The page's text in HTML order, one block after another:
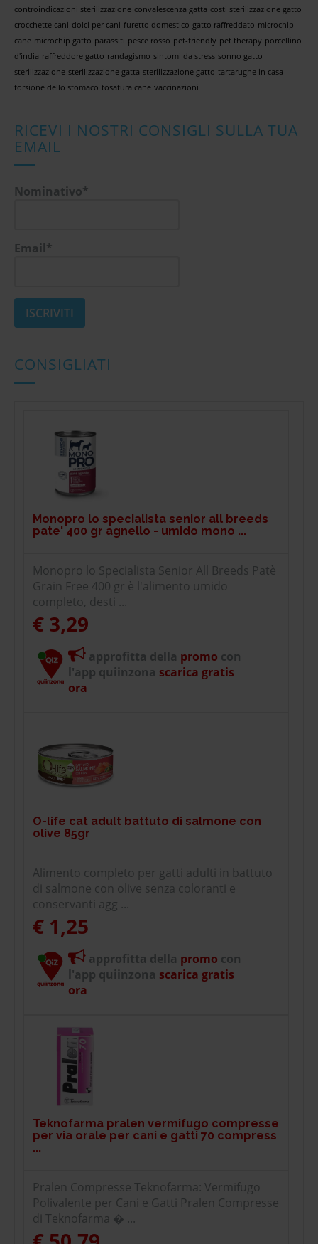
controindicazioni sterilizzazione convalescenza gatta costi sterilizzazione gatto
crocchette cani dolci per cani furetto domestico gatto raffreddato microchip
cane microchip gatto parassiti pesce rosso pet-friendly pet therapy porcellino
d'india raffreddore gatto randagismo sintomi da stress sonno gatto
sterilizzazione sterilizzazione gatta sterilizzazione gatto tartarughe in casa
torsione dello stomaco tosatura cane vaccinazioni
RICEVI I NOSTRI CONSIGLI SULLA TUA
EMAIL
Nominativo*
Email*
CONSIGLIATI
Monopro lo specialista senior all breeds
pate' 400 gr agnello - umido mono ...
Monopro lo Specialista Senior All Breeds Patè
Grain Free 400 gr è l'alimento umido
completo, desti ...
€ 3,29
approfitta della promo con
l'app quiinzona scarica gratis
ora
O-life cat adult battuto di salmone con
olive 85gr
Alimento completo per gatti adulti in battuto
di salmone con olive senza coloranti e
conservanti agg ...
€ 1,25
approfitta della promo con
l'app quiinzona scarica gratis
ora
Teknofarma pralen vermifugo compresse
per via orale per cani e gatti 70 compress
...
Pralen Compresse Teknofarma: Vermifugo
Polivalente per Cani e Gatti Pralen Compresse
di Teknofarma � ...